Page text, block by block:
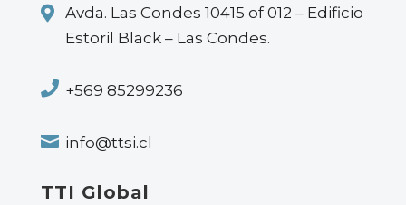

Avda. Las Condes 10415 of 012 – Edificio
Estoril Black – Las Condes.
 +569 85299236
 info@ttsi.cl
TTI Global